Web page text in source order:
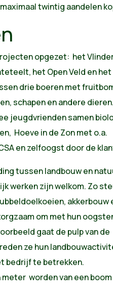
twintig aandelen
opgezet: het
het Open Veld en
drie boeren met
schapen en andere dieren.
jeugdvrienden samen
Hoeve in de Zon met o.a.
en zelfoogst door de
tussen landbouw en
werken zijn welkom. Zo
akkerbouw
om met hun
gaat de pulp van de
ze hun
bedrijf te betrekken.
worden van een boom